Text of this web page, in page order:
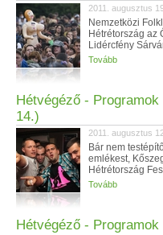
2011. augusztus
Nemzetközi
Hétrétország az
Lidércfény
Tovább
Hétvégéző -
14.)
2011. augusztus
Bár nem
emlékest,
Hétrétország
Tovább
Hétvégéző -